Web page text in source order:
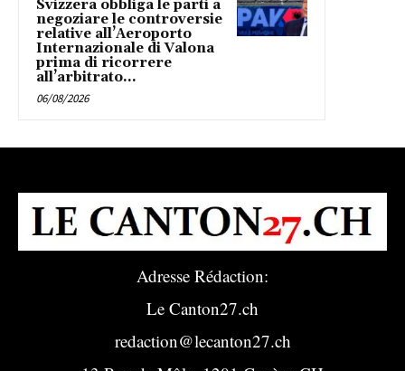
Svizzera obbliga le parti a
negoziare le controversie
relative all’Aeroporto
Internazionale di Valona
prima di ricorrere
all’arbitrato...
06/08/2026
Adresse Rédaction:
Le Canton27.ch
redaction@lecanton27.ch